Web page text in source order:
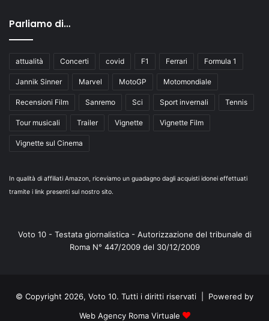
Parliamo di…
attualità Concerti covid F1 Ferrari Formula 1
Jannik Sinner Marvel MotoGP Motomondiale
Recensioni Film Sanremo Sci Sport invernali Tennis
Tour musicali Trailer Vignette Vignette Film
Vignette sul Cinema
In qualità di affiliati Amazon, riceviamo un guadagno dagli acquisti idonei effettuati
tramite i link presenti sul nostro sito.
Voto 10 - Testata giornalistica - Autorizzazione del tribunale di
Roma N° 447/2009 del 30/12/2009
© Copyright 2026, Voto 10. Tutti i diritti riservati | Powered by
Web Agency Roma Virtuale